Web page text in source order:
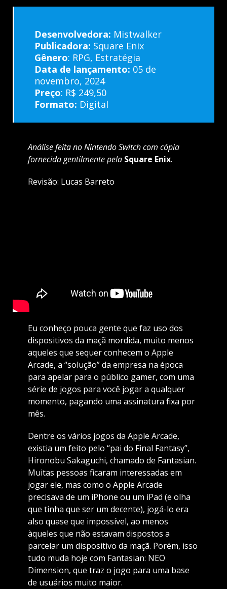
Desenvolvedora: Mistwalker
Publicadora: Square Enix
Gênero: RPG, Estratégia
Data de lançamento: 05 de
novembro, 2024
Preço: R$ 249,50
Formato: Digital
Análise feita no Nintendo Switch com cópia
fornecida gentilmente pela Square Enix.
Revisão: Lucas Barreto
Eu conheço pouca gente que faz uso dos
dispositivos da maçã mordida, muito menos
aqueles que sequer conhecem o Apple
Arcade, a “solução” da empresa na época
para apelar para o público gamer, com uma
série de jogos para você jogar a qualquer
momento, pagando uma assinatura fixa por
mês.
Dentre os vários jogos da Apple Arcade,
existia um feito pelo “pai do Final Fantasy”,
Hironobu Sakaguchi, chamado de Fantasian.
Muitas pessoas ficaram interessadas em
jogar ele, mas como o Apple Arcade
precisava de um iPhone ou um iPad (e olha
que tinha que ser um decente), jogá-lo era
also quase que impossível, ao menos
àqueles que não estavam dispostos a
parcelar um dispositivo da maçã. Porém, isso
tudo muda hoje com Fantasian: NEO
Dimension, que traz o jogo para uma base
de usuários muito maior.